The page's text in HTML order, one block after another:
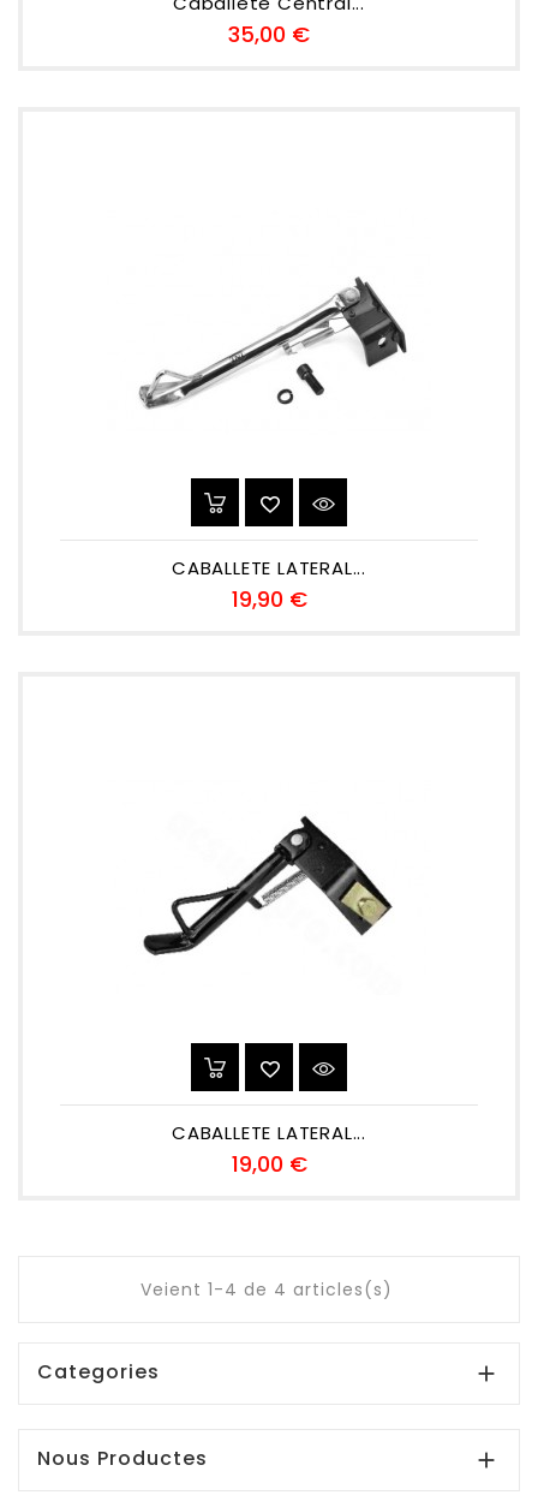
35,00 €Preu
CABALLETE LATERAL...
19,90 €Preu
CABALLETE LATERAL...
19,00 €Preu
Veient 1-4 de 4 articles(s)
Categories 
Nous Productes 